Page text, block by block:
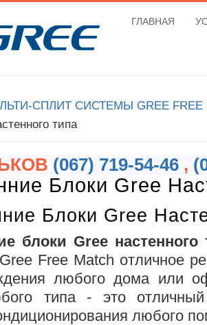
ГЛАВНАЯ
СПЛИТ СИСТЕМЫ GREE FREE
типа
(067) 719-54-46,
Блоки Gree
Блоки Gree
блоки Gree настенного
Free Match отличное
любого дома или
типа - это
любого